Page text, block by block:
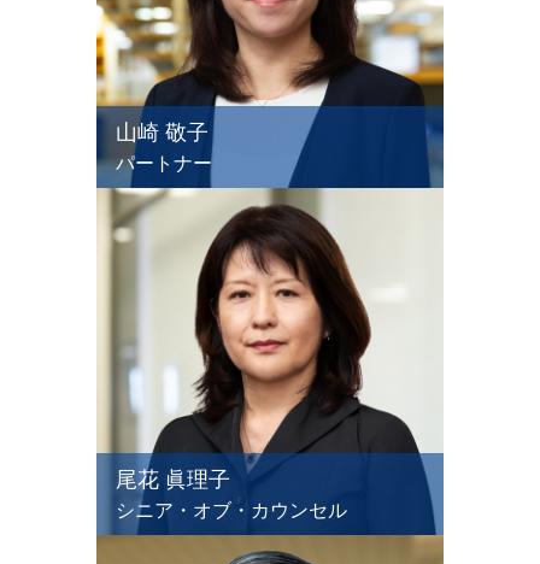
山崎 敬子
パートナー
尾花 眞理子
シニア・オブ・カウンセル